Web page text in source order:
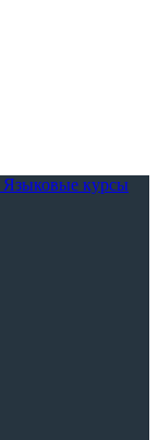
Языковые курсы